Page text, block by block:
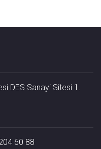
DES Sanayi Sitesi 1.
60 88